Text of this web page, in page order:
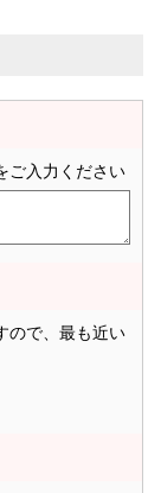
ご入力ください
ので、最も近い